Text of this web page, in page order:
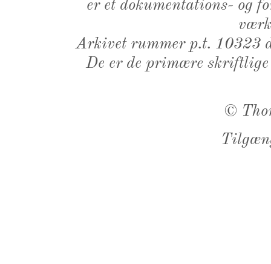
er et dokumentations- og
Arkivet rummer p.t. 10323
De er de primære
©